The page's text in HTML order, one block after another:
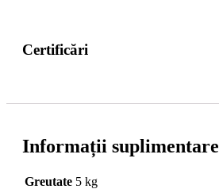
Certificări
Informații suplimentare
Greutate 5 kg